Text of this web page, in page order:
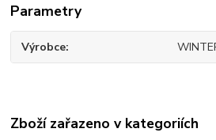
Parametry
Výrobce
Zboží zařazeno v kategoriích